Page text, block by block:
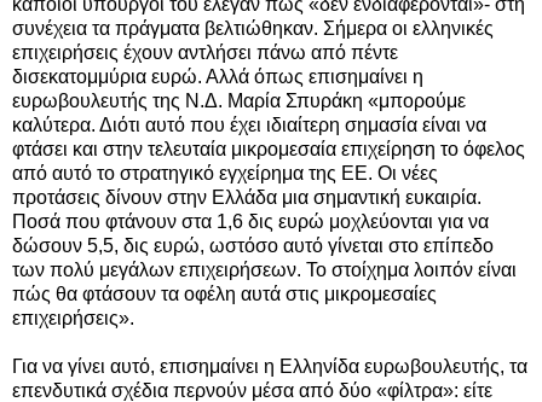
συνέχεια τα πράγματα βελτιώθηκαν. Σήμερα οι ελληνικές
επιχειρήσεις έχουν αντλήσει πάνω από πέντε
δισεκατομμύρια ευρώ. Αλλά όπως επισημαίνει η
ευρωβουλευτής της Ν.Δ. Μαρία Σπυράκη «μπορούμε
καλύτερα. Διότι αυτό που έχει ιδιαίτερη σημασία είναι να
φτάσει και στην τελευταία μικρομεσαία επιχείρηση το όφελος
από αυτό το στρατηγικό εγχείρημα της ΕΕ. Οι νέες
προτάσεις δίνουν στην Ελλάδα μια σημαντική ευκαιρία.
Ποσά που φτάνουν στα 1,6 δις ευρώ μοχλεύονται για να
δώσουν 5,5, δις ευρώ, ωστόσο αυτό γίνεται στο επίπεδο
των πολύ μεγάλων επιχειρήσεων. Το στοίχημα λοιπόν είναι
πώς θα φτάσουν τα οφέλη αυτά στις μικρομεσαίες
επιχειρήσεις».
Για να γίνει αυτό, επισημαίνει η Ελληνίδα ευρωβουλευτής, τα
επενδυτικά σχέδια περνούν μέσα από δύο «φίλτρα»: είτε